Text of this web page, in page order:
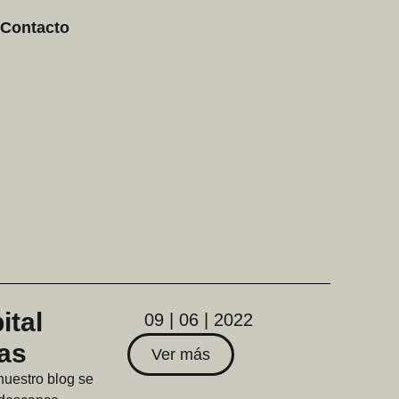
Contacto
blog se
09 | 06 | 2022
Ver más